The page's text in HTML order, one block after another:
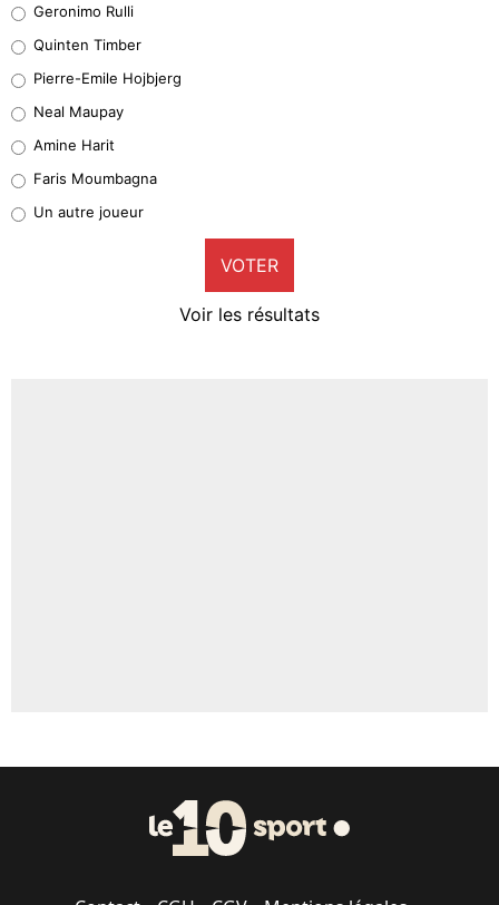
32%
5%
1%
9%
Geronimo Rulli
Quinten Timber
Pierre-Emile Hojbjerg
Neal Maupay
Amine Harit
Faris Moumbagna
Un autre joueur
VOTER
Voir les résultats